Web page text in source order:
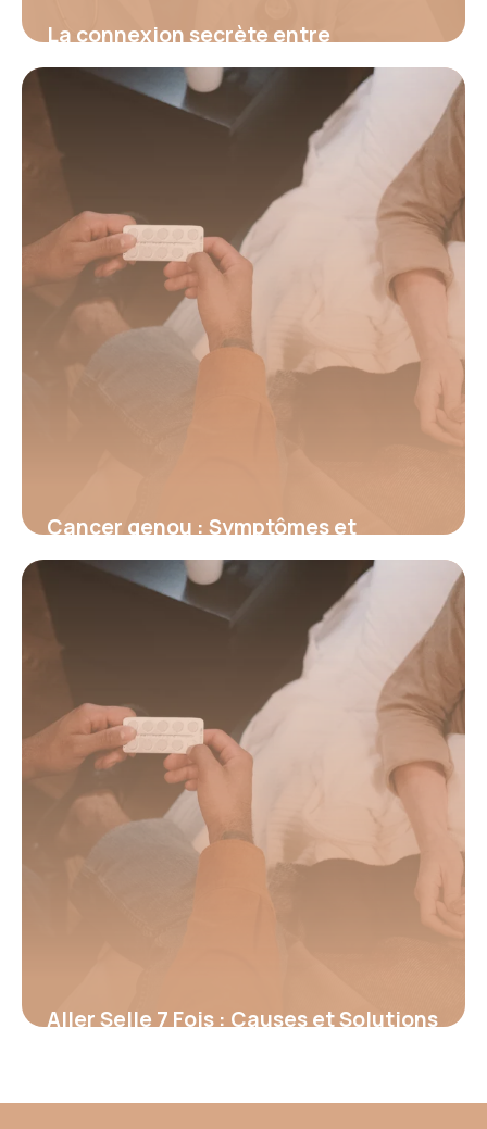
La connexion secrète entre
hypertension et fatigue : découvrez
le signal d’alerte invisible qui menace
votre santé et comment l’identifier
avant qu’il ne soit trop tard
Cancer genou : Symptômes et
traitements
Aller Selle 7 Fois : Causes et Solutions